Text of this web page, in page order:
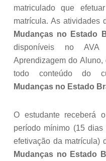
matriculado que
matrícula. As atividades
Mudanças no Estado
disponíveis no
Aprendizagem do
todo conteúdo do
Mudanças no Estado
O estudante receberá
período mínimo (15
efetivação da matrícula)
Mudanças no Estado